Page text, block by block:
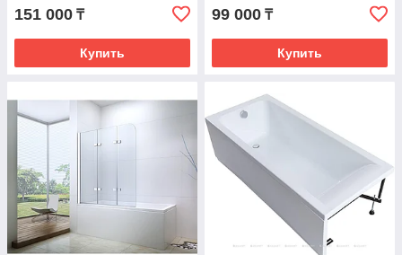
151 000 ₸
Купить
99 000 ₸
Купить